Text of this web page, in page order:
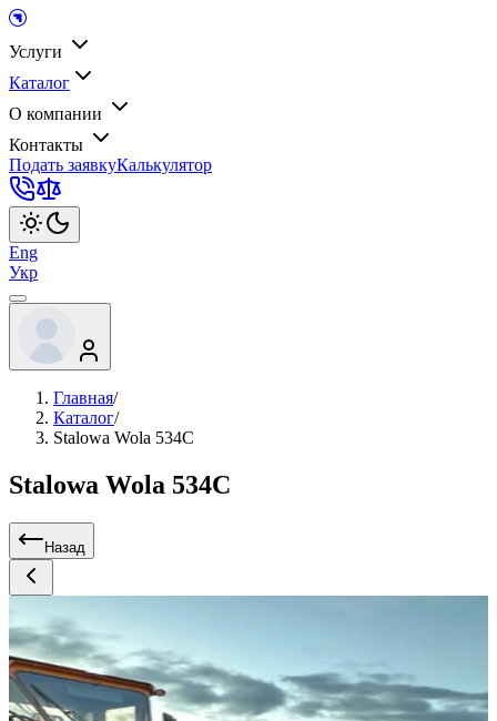
Услуги
Каталог
О компании
Контакты
Подать заявкуКалькулятор
Eng
Укр
Главная/
Каталог/
Stalowa Wola 534C
Stalowa Wola 534C
Назад